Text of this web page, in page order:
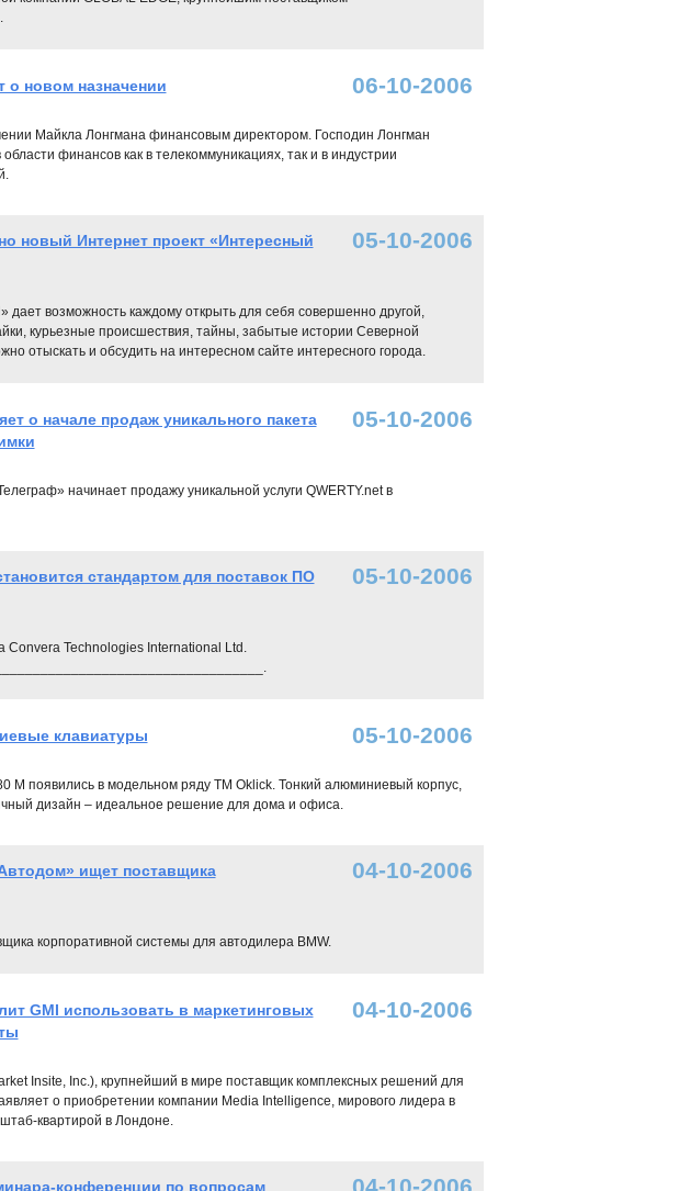
о новом назначении 06-10-2006
Майкла Лонгмана финансовым директором. Господин Лонгман
финансов как в телекоммуникациях, так и в индустрии
новый Интернет проект «Интересный
05-10-2006
дает возможность каждому открыть для себя совершенно другой,
курьезные происшествия, тайны, забытые истории Северной
отыскать и обсудить на интересном сайте интересного города.
о начале продаж уникального пакета
05-10-2006
начинает продажу уникальной услуги QWERTY.net в
стандартом для поставок ПО
05-10-2006
Convera Technologies International Ltd.
клавиатуры 05-10-2006
M появились в модельном ряду ТМ Oklick. Тонкий алюминиевый корпус,
дизайн – идеальное решение для дома и офиса.
ищет поставщика
04-10-2006
корпоративной системы для автодилера BMW.
GMI использовать в маркетинговых
04-10-2006
Insite, Inc.), крупнейший в мире поставщик комплексных решений для
о приобретении компании Media Intelligence, мирового лидера в
квартирой в Лондоне.
конференции по вопросам